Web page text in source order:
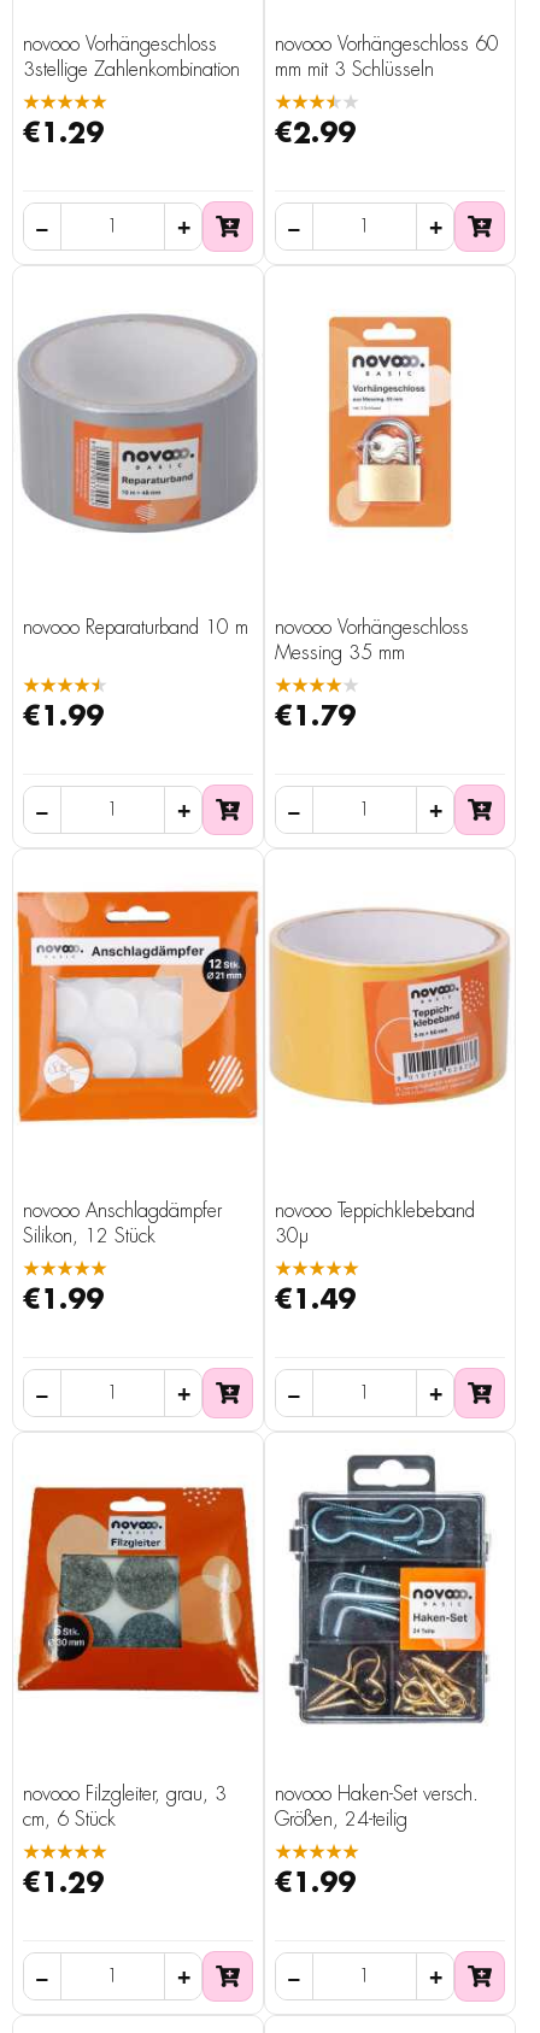
novooo Vorhängeschloss
3stellige Zahlenkombination
★★★★★
€1.29
novooo Vorhängeschloss 60
mm mit 3 Schlüsseln
★★★★★
€2.99
novooo Reparaturband 10 m
★★★★★
€1.99
novooo Vorhängeschloss
Messing 35 mm
★★★★★
€1.79
novooo Anschlagdämpfer
Silikon, 12 Stück
★★★★★
€1.99
novooo Teppichklebeband
30µ
★★★★★
€1.49
novooo Filzgleiter, grau, 3
cm, 6 Stück
★★★★★
€1.29
novooo Haken-Set versch.
Größen, 24-teilig
★★★★★
€1.99